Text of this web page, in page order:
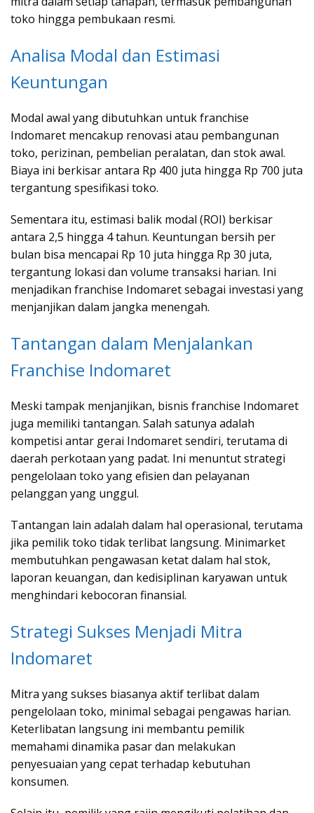
toko hingga pembukaan resmi.
Analisa Modal dan Estimasi
Keuntungan
Modal awal yang dibutuhkan untuk franchise
Indomaret mencakup renovasi atau pembangunan
toko, perizinan, pembelian peralatan, dan stok awal.
Biaya ini berkisar antara Rp 400 juta hingga Rp 700 juta
tergantung spesifikasi toko.
Sementara itu, estimasi balik modal (ROI) berkisar
antara 2,5 hingga 4 tahun. Keuntungan bersih per
bulan bisa mencapai Rp 10 juta hingga Rp 30 juta,
tergantung lokasi dan volume transaksi harian. Ini
menjadikan franchise Indomaret sebagai investasi yang
menjanjikan dalam jangka menengah.
Tantangan dalam Menjalankan
Franchise Indomaret
Meski tampak menjanjikan, bisnis franchise Indomaret
juga memiliki tantangan. Salah satunya adalah
kompetisi antar gerai Indomaret sendiri, terutama di
daerah perkotaan yang padat. Ini menuntut strategi
pengelolaan toko yang efisien dan pelayanan
pelanggan yang unggul.
Tantangan lain adalah dalam hal operasional, terutama
jika pemilik toko tidak terlibat langsung. Minimarket
membutuhkan pengawasan ketat dalam hal stok,
laporan keuangan, dan kedisiplinan karyawan untuk
menghindari kebocoran finansial.
Strategi Sukses Menjadi Mitra
Indomaret
Mitra yang sukses biasanya aktif terlibat dalam
pengelolaan toko, minimal sebagai pengawas harian.
Keterlibatan langsung ini membantu pemilik
memahami dinamika pasar dan melakukan
penyesuaian yang cepat terhadap kebutuhan
konsumen.